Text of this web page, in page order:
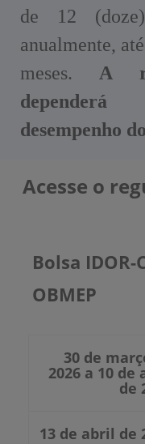
de 12
anualmente,
meses.A
desempenho
Acesse o
Bolsa
OBMEP
30 de
2026 a 10 de
de
13 de abril de